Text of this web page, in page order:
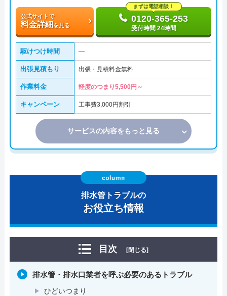
公式サイトで
料金詳細を見る
まずは電話相談！
0120-365-253
受付時間 24時間
駆けつけ時間 ―
出張見積もり 出張・見積料金無料
作業料金 軽度のつまり5,500円～
キャンペーン 工事費3,000円割引
サービスの内容をもっと見る
排水管トラブルの
お役立ち情報
目次 [閉じる]
排水管・排水口業者を呼ぶ必要のあるトラブル
ひどいつまり